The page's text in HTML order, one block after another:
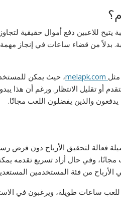
للاعبين دفع أموال حقيقية
بدلاً من قضاء ساعات في إنجاز
melapk.com، حيث يمكن
أو تقليل الانتظار. ورغم أن هذا
يدفعون والذين يفضلون اللعب مجانًا.
فعالة لتحقيق الأرباح دون فرض
مجانًا، وفي حال أراد تسريع تقدمه
من فئة المستخدمين
للعب ساعات طويلة، ويرغبون في